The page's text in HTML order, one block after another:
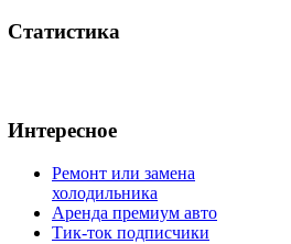
Статистика
Интересное
Ремонт или замена
холодильника
Аренда премиум авто
Тик-ток подписчики